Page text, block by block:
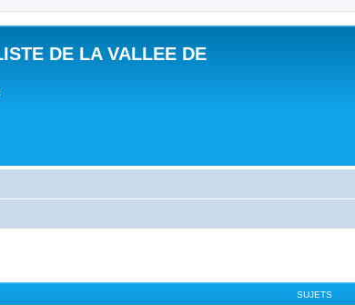
DE LA VALLEE DE
SUJETS